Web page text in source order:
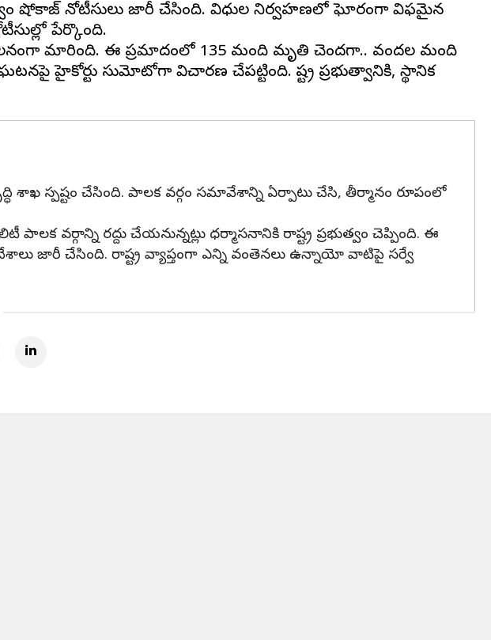
షోకాజ్ నోటీసులు జారీ చేసింది. విధుల నిర్వహణలో ఘోరంగా విఫమైన
పేర్కొంది.
మారింది. ఈ ప్రమాదంలో 135 మంది మృతి చెందగా.. వందల మంది
హైకోర్టు సుమోటోగా విచారణ చేపట్టింది. రాష్ట్ర ప్రభుత్వానికి, స్థానిక
శాఖ స్పష్టం చేసింది. పాలక వర్గం సమావేశాన్ని ఏర్పాటు చేసి, తీర్మానం రూపంలో
వర్గాన్ని రద్దు చేయనున్నట్లు ధర్మాసనానికి రాష్ట్ర ప్రభుత్వం చెప్పింది. ఈ
జారీ చేసింది. రాష్ట్ర వ్యాప్తంగా ఎన్ని వంతెనలు ఉన్నాయో వాటిపై సర్వే